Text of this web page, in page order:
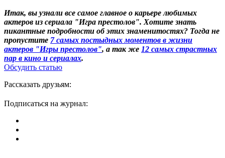
Итак, вы узнали все самое главное о карьере любимых
актеров из сериала "Игра престолов". Хотите знать
пикантные подробности об этих знаменитостях? Тогда не
пропустите 7 самых постыдных моментов в жизни
актеров "Игры престолов", а так же 12 самых страстных
пар в кино и сериалах.
Обсудить статью
Рассказать друзьям:
Подписаться на журнал: